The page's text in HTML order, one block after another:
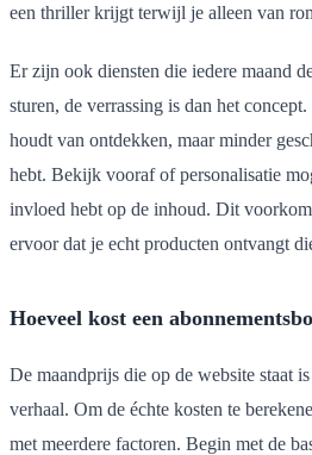
een thriller krijgt terwijl je alleen van
Er zijn ook diensten die iedere maand
sturen, de verrassing is dan het
houdt van ontdekken, maar minder
hebt. Bekijk vooraf of personalisatie
invloed hebt op de inhoud. Dit
ervoor dat je echt producten ontvangt
Hoeveel kost een
De maandprijs die op de website staat
verhaal. Om de échte kosten te
met meerdere factoren. Begin met de